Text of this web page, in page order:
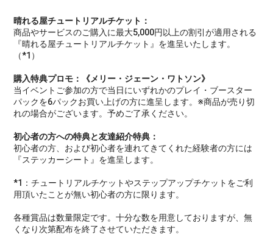
晴れる屋チュートリアルチケット：
商品やサービスのご購入に最大5,000円以上の割引が適用される
『晴れる屋チュートリアルチケット』を進呈いたします。
（*1）
購入特典プロモ：《メリー・ジェーン・ワトソン》
当イベントご参加の方で当日にいずれかのプレイ・ブースター
パックを6パックお買い上げの方に進呈します。※商品が売り切
れの場合がございます。予めご了承ください。
初心者の方への特典と友達紹介特典：
初心者の方、および初心者を連れてきてくれた経験者の方には
『ステッカーシート』を進呈します。
*1：チュートリアルチケットやステップアップチケットをご利
用頂いたことが無い初心者の方に限ります。
各種賞品は数量限定です。十分な数を用意しておりますが、無
くなり次第配布を終了させていただきます。